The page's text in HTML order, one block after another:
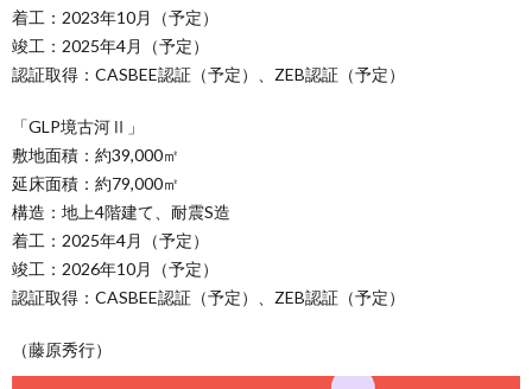
着工：2023年10月（予定）
竣工：2025年4月（予定）
認証取得：CASBEE認証（予定）、ZEB認証（予定）
「GLP境古河Ⅱ」
敷地面積：約39,000㎡
延床面積：約79,000㎡
構造：地上4階建て、耐震S造
着工：2025年4月（予定）
竣工：2026年10月（予定）
認証取得：CASBEE認証（予定）、ZEB認証（予定）
（藤原秀行）